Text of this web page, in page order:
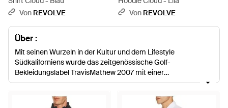
Von REVOLVE
Von REVOLVE
Über :
Mit seinen Wurzeln in der Kultur und dem Lifestyle
Südkaliforniens wurde das zeitgenössische Golf-
Bekleidungslabel TravisMathew 2007 mit einer
unverwechselbaren sportlichen Ästhetik gegründet. Mit Liebe
abzielt, Sie auf und abseits der Fairways bestmöglich zu